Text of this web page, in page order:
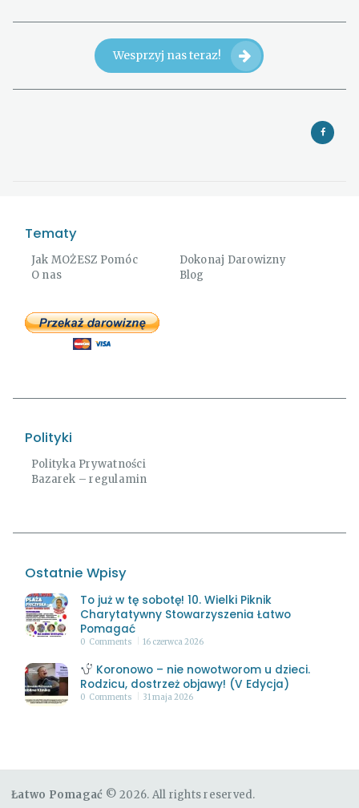
Wesprzyj nas teraz!
Tematy
Jak MOŻESZ Pomóc
Dokonaj Darowizny
O nas
Blog
Polityki
Polityka Prywatności
Bazarek – regulamin
Ostatnie Wpisy
To już w tę sobotę! 10. Wielki Piknik
Charytatywny Stowarzyszenia Łatwo
Pomagać
0 Comments 16 czerwca 2026
Koronowo – nie nowotworom u dzieci.
Rodzicu, dostrzeż objawy! (V Edycja)
0 Comments 31 maja 2026
Łatwo Pomagać © 2026. All rights reserved.